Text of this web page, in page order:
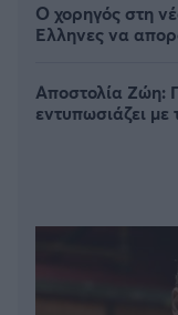
Ο χορηγός στη
Έλληνες να
Αποστολία Ζώη:
εντυπωσιάζει